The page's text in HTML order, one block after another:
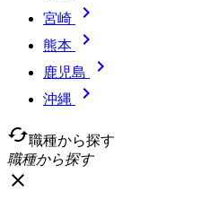
宮崎 
熊本 
鹿児島 
沖縄

cached職種から探す
職種から探す
close